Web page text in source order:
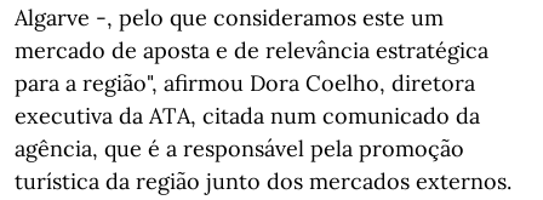
Algarve -, pelo que consideramos este um
mercado de aposta e de relevância estratégica
para a região", afirmou Dora Coelho, diretora
executiva da ATA, citada num comunicado da
agência, que é a responsável pela promoção
turística da região junto dos mercados externos.